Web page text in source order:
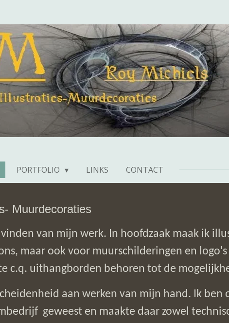
PORTFOLIO LINKS CONTACT
Muurdecoraties
van mijn werk. In hoofdzaak maak ik
maar ook voor muurschilderingen en
c.q. uithangborden behoren tot de
aan werken van mijn hand. Ik ben
geweest en maakte daar zowel